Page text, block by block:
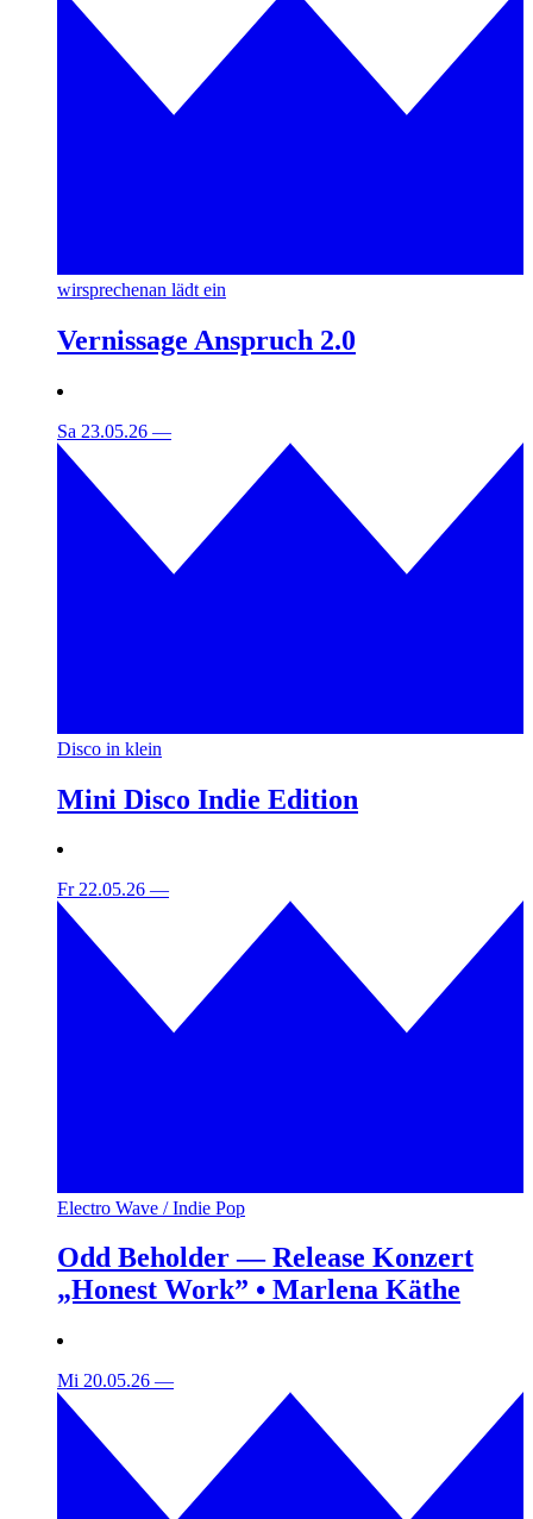
wirsprechenan lädt ein
Vernissage Anspruch 2.0
Sa 23.05.26 —
Disco in klein
Mini Disco Indie Edition
Fr 22.05.26 —
Electro Wave / Indie Pop
Odd Beholder — Release Konzert
„Honest Work” • Marlena Käthe
Mi 20.05.26 —